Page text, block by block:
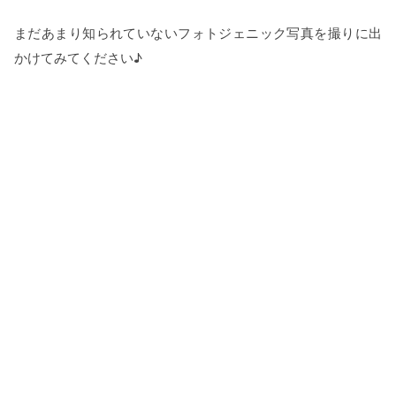
まだあまり知られていないフォトジェニック写真を撮りに出
かけてみてください♪